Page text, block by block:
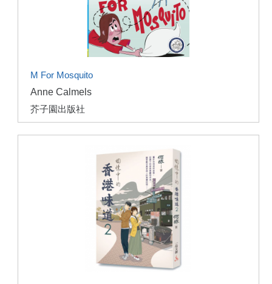
M For Mosquito
Anne Calmels
芥子園出版社